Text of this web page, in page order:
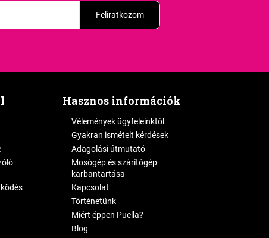
Feliratkozom
Hasznos információk
Vélemények ügyfeleinktől
Gyakran ismételt kérdések
Adagolási útmutató
Mosógép és szárítógép
karbantartása
Kapcsolat
Történetünk
Miért éppen Puella?
Blog